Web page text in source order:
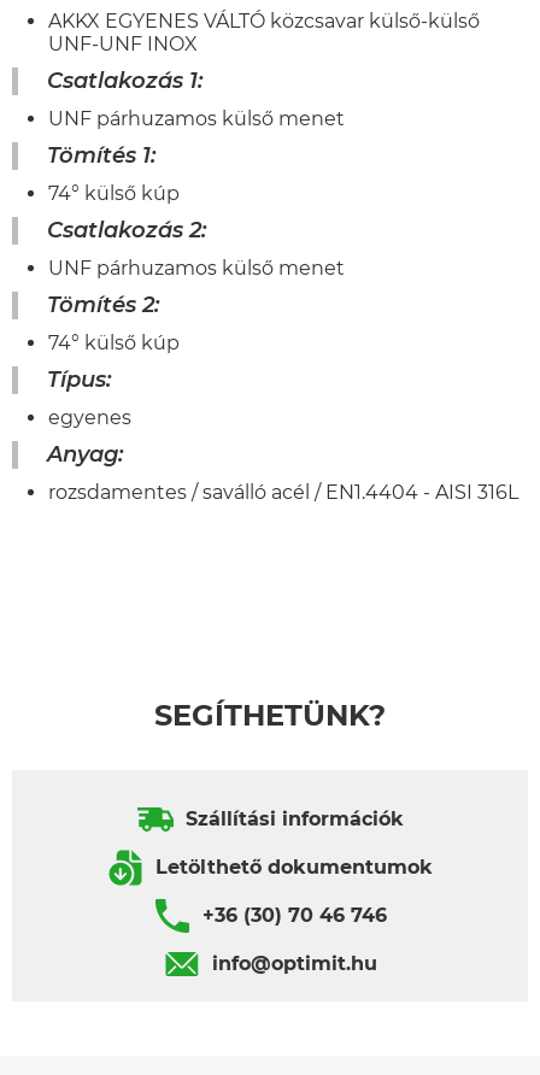
AKKX EGYENES VÁLTÓ közcsavar külső-külső
UNF-UNF INOX
Csatlakozás 1:
UNF párhuzamos külső menet
Tömítés 1:
74° külső kúp
Csatlakozás 2:
UNF párhuzamos külső menet
Tömítés 2:
74° külső kúp
Típus:
egyenes
Anyag:
rozsdamentes / saválló acél / EN1.4404 - AISI 316L
SEGÍTHETÜNK?
Szállítási információk
Letölthető dokumentumok
+36 (30) 70 46 746
info@optimit.hu